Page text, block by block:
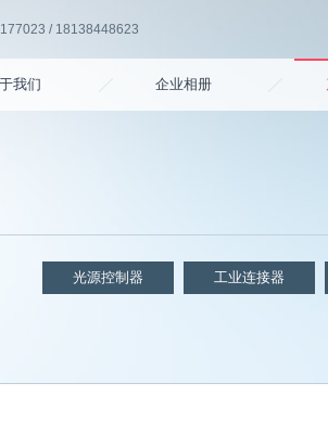
/ 18138448623
我们 企业相册
光源控制器 工业连接器